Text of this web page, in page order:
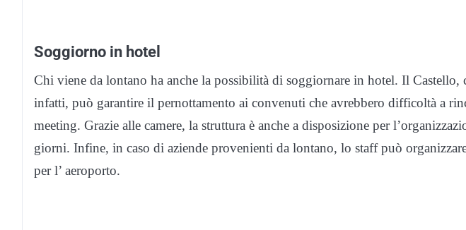
Soggiorno in hotel
Chi viene da lontano ha anche la possibilità di soggiornare in hotel. Il Castello,
infatti, può garantire il pernottamento ai convenuti che avrebbero difficoltà a
meeting. Grazie alle camere, la struttura è anche a disposizione per
giorni. Infine, in caso di aziende provenienti da lontano, lo staff può
per l’ aeroporto.